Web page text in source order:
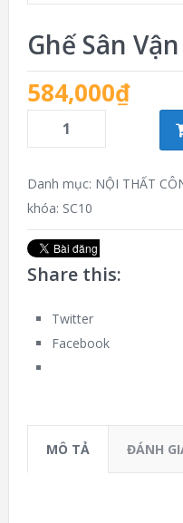
Ghế Sân
584,000₫
Danh mục: NỘI THẤT
khóa: SC10
Share this:
Twitter
Facebook
MÔ TẢ ĐÁNH